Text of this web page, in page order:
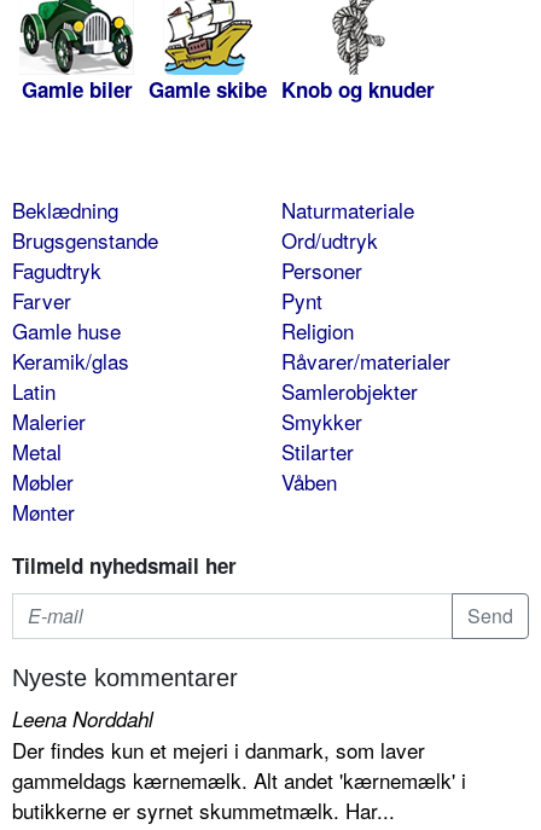
Gamle biler Gamle skibe Knob og knuder
Beklædning
Brugsgenstande
Fagudtryk
Farver
Gamle huse
Keramik/glas
Latin
Malerier
Metal
Møbler
Mønter
Naturmateriale
Ord/udtryk
Personer
Pynt
Religion
Råvarer/materialer
Samlerobjekter
Smykker
Stilarter
Våben
Tilmeld nyhedsmail her
Nyeste kommentarer
Leena Norddahl
Der findes kun et mejeri i danmark, som laver
gammeldags kærnemælk. Alt andet 'kærnemælk' i
butikkerne er syrnet skummetmælk. Har...